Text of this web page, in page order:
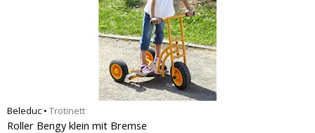
Beleduc • Trotinett
Roller Bengy klein mit Bremse